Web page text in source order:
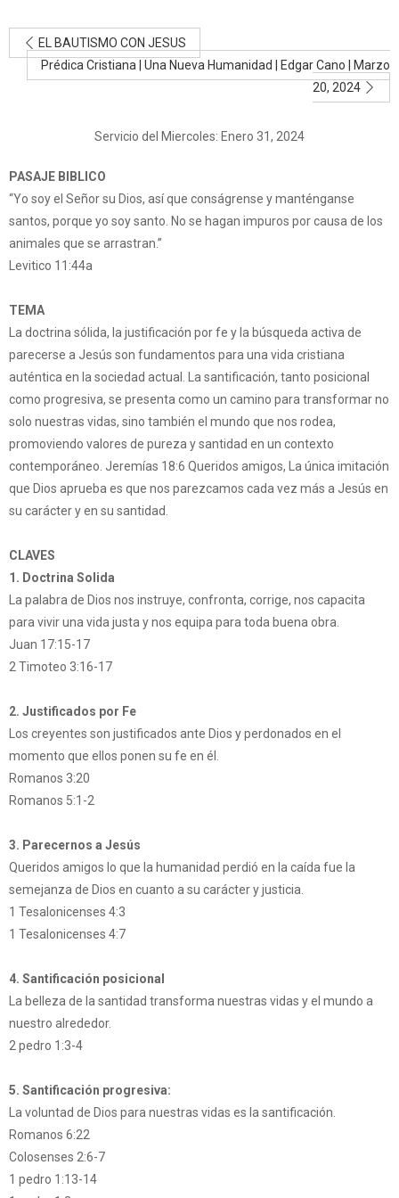
EL BAUTISMO CON JESUS
Prédica Cristiana | Una Nueva Humanidad | Edgar Cano | Marzo
20, 2024
Servicio del Miercoles: Enero 31, 2024
PASAJE BIBLICO
“Yo soy el Señor su Dios, así que conságrense y manténganse
santos, porque yo soy santo. No se hagan impuros por causa de los
animales que se arrastran.”
Levitico 11:44a
TEMA
La doctrina sólida, la justificación por fe y la búsqueda activa de
parecerse a Jesús son fundamentos para una vida cristiana
auténtica en la sociedad actual. La santificación, tanto posicional
como progresiva, se presenta como un camino para transformar no
solo nuestras vidas, sino también el mundo que nos rodea,
promoviendo valores de pureza y santidad en un contexto
contemporáneo. Jeremías 18:6 Queridos amigos, La única imitación
que Dios aprueba es que nos parezcamos cada vez más a Jesús en
su carácter y en su santidad.
CLAVES
1. Doctrina Solida
La palabra de Dios nos instruye, confronta, corrige, nos capacita
para vivir una vida justa y nos equipa para toda buena obra.
Juan 17:15-17
2 Timoteo 3:16-17
2. Justificados por Fe
Los creyentes son justificados ante Dios y perdonados en el
momento que ellos ponen su fe en él.
Romanos 3:20
Romanos 5:1-2
3. Parecernos a Jesús
Queridos amigos lo que la humanidad perdió en la caída fue la
semejanza de Dios en cuanto a su carácter y justicia.
1 Tesalonicenses 4:3
1 Tesalonicenses 4:7
4. Santificación posicional
La belleza de la santidad transforma nuestras vidas y el mundo a
nuestro alrededor.
2 pedro 1:3-4
5. Santificación progresiva:
La voluntad de Dios para nuestras vidas es la santificación.
Romanos 6:22
Colosenses 2:6-7
1 pedro 1:13-14